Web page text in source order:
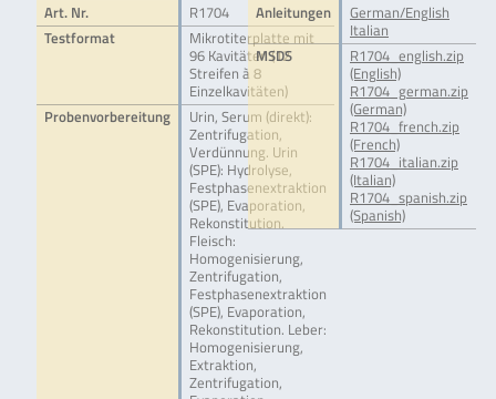
Art. Nr.
R1704
Testformat
Mikrotiterplatte mit
96 Kavitäten (12
Streifen à 8
Einzelkavitäten)
Probenvorbereitung
Urin, Serum (direkt):
Zentrifugation,
Verdünnung. Urin
(SPE): Hydrolyse,
Festphasenextraktion
(SPE), Evaporation,
Rekonstitution.
Fleisch:
Homogenisierung,
Zentrifugation,
Festphasenextraktion
(SPE), Evaporation,
Rekonstitution. Leber:
Homogenisierung,
Extraktion,
Zentrifugation,
Anleitungen
German/English
Italian
MSDS
R1704_english.zip
(English)
R1704_german.zip
(German)
R1704_french.zip
(French)
R1704_italian.zip
(Italian)
R1704_spanish.zip
(Spanish)